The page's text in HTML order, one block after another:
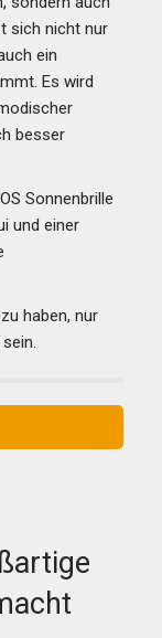
sich nicht nur
ein
Es wird
besser
Sonnenbrille
und einer
haben, nur